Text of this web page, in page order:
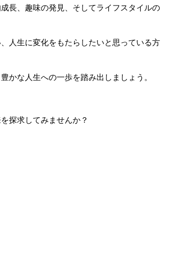
長、趣味の発見、そしてライフスタイルの
人生に変化をもたらしたいと思っている方
かな人生への一歩を踏み出しましょう。
探求してみませんか？